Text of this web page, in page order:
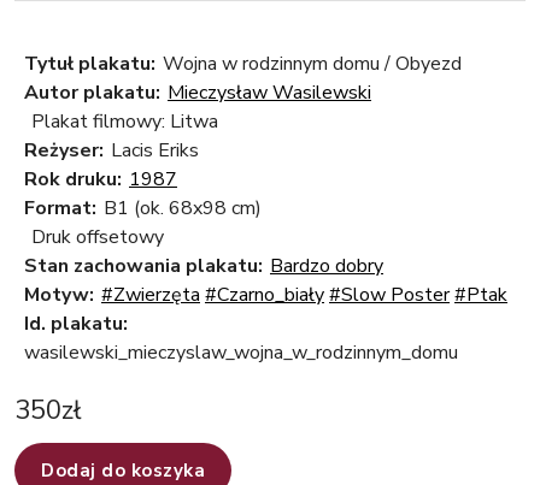
Tytuł plakatu: Wojna w rodzinnym domu / Obyezd
Autor plakatu: Mieczysław Wasilewski
Plakat filmowy: Litwa
Reżyser: Lacis Eriks
Rok druku: 1987
Format: B1 (ok. 68x98 cm)
Druk offsetowy
Stan zachowania plakatu: Bardzo dobry
Motyw: #Zwierzęta #Czarno_biały#Slow Poster#Ptak
Id. plakatu:
wasilewski_mieczyslaw_wojna_w_rodzinnym_domu
350zł
Dodaj do koszyka